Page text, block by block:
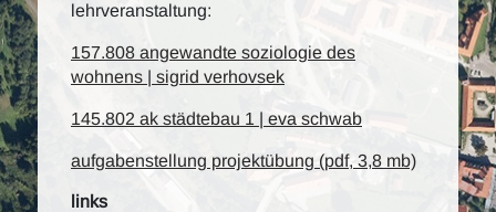
lehrveranstaltung:
157.808 angewandte soziologie des
wohnens | sigrid verhovsek
145.802 ak städtebau 1 | eva schwab
aufgabenstellung projektübung (pdf, 3,8 mb)
links